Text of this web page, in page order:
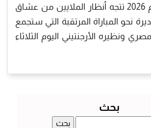
في كأس العالم 2026 تتجه أنظار الملايين من عشاق
نحو المباراة المرتقبة التي ستجمع
ونظيره الأرجنتيني اليوم الثلاثاء
بحث